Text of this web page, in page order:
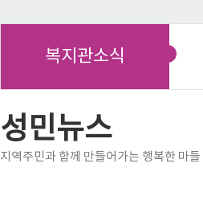
복지관소식
성민뉴스
지역주민과 함께 만들어가는 행복한 마들